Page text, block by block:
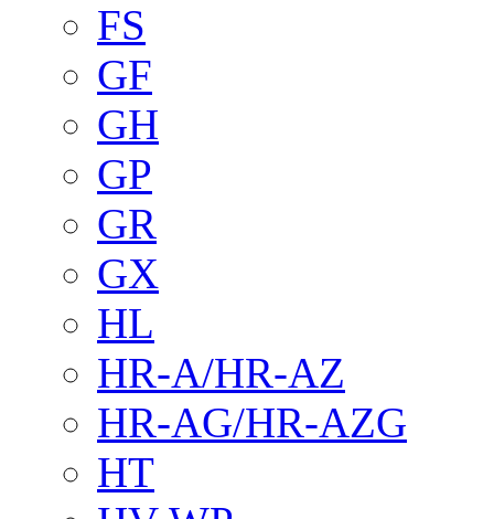
FS
GF
GH
GP
GR
GX
HL
HR-A/HR-AZ
HR-AG/HR-AZG
HT